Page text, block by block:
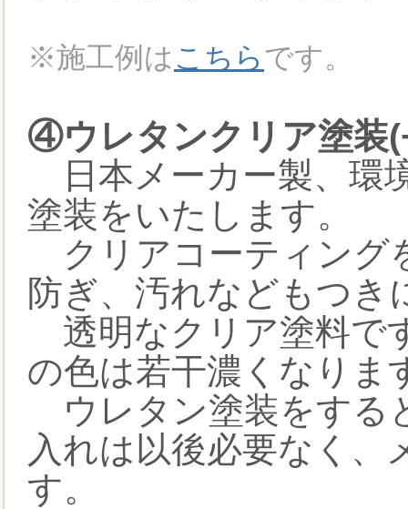
※施工例はこちら です。
④ウレタンクリア塗装
日本メーカー製、環
塗装をいたします。
クリアコーティング
防ぎ、汚れなどもつき
透明なクリア塗料で
の色は若干濃くなりま
ウレタン塗装をする
入れは以後必要なく
す。